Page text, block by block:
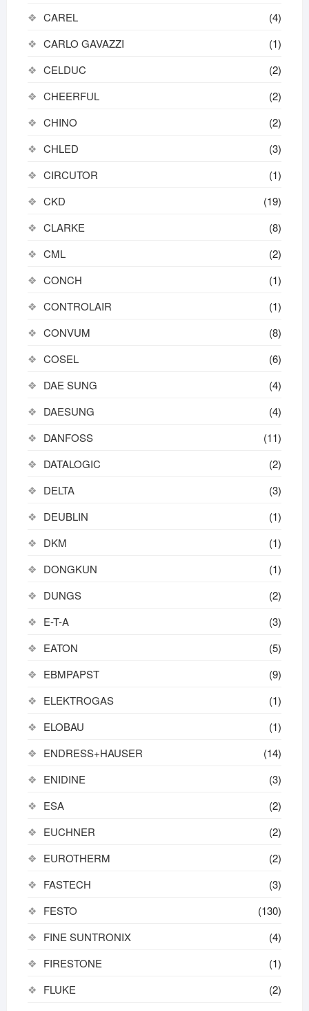
CAREL
(4)
CARLO GAVAZZI
(1)
CELDUC
(2)
CHEERFUL
(2)
CHINO
(2)
CHLED
(3)
CIRCUTOR
(1)
CKD
(19)
CLARKE
(8)
CML
(2)
CONCH
(1)
CONTROLAIR
(1)
CONVUM
(8)
COSEL
(6)
DAE SUNG
(4)
DAESUNG
(4)
DANFOSS
(11)
DATALOGIC
(2)
DELTA
(3)
DEUBLIN
(1)
DKM
(1)
DONGKUN
(1)
DUNGS
(2)
E-T-A
(3)
EATON
(5)
EBMPAPST
(9)
ELEKTROGAS
(1)
ELOBAU
(1)
ENDRESS+HAUSER
(14)
ENIDINE
(3)
ESA
(2)
EUCHNER
(2)
EUROTHERM
(2)
FASTECH
(3)
FESTO
(130)
FINE SUNTRONIX
(4)
FIRESTONE
(1)
FLUKE
(2)